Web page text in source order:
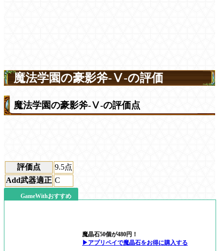
魔法学園の豪影斧-Ⅴ-の評価
魔法学園の豪影斧-Ⅴ-の評価点
評価点 9.5点
Add武器適正 C
GameWithおすすめ
魔晶石50個が480円！
▶アプリペイで魔晶石をお得に購入する